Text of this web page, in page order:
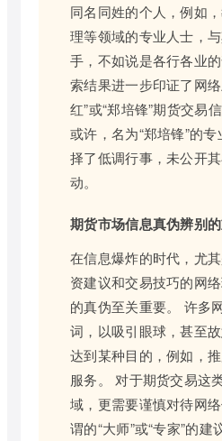
同名同姓的个人，例如
理等领域的专业人士，
手，不如说是各行各业
索结果进一步印证了网
红”或“郑培锋”期货交易
或许，名为“郑培锋”的
择了低调行事，未公开
动。
期货市场信息真伪辨别
在信息爆炸的时代，尤
资建议和交易技巧的网
的真伪至关重要。 许多
词，以吸引眼球，甚至
达到某种目的，例如，
服务。 对于期货交易这
域，更需要谨慎对待网
谓的“大师”或“专家”的